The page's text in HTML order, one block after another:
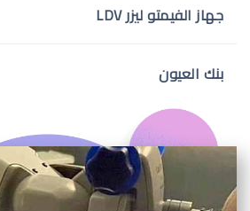
جهاز الفيمتو ليزر LDV
بنك العيون